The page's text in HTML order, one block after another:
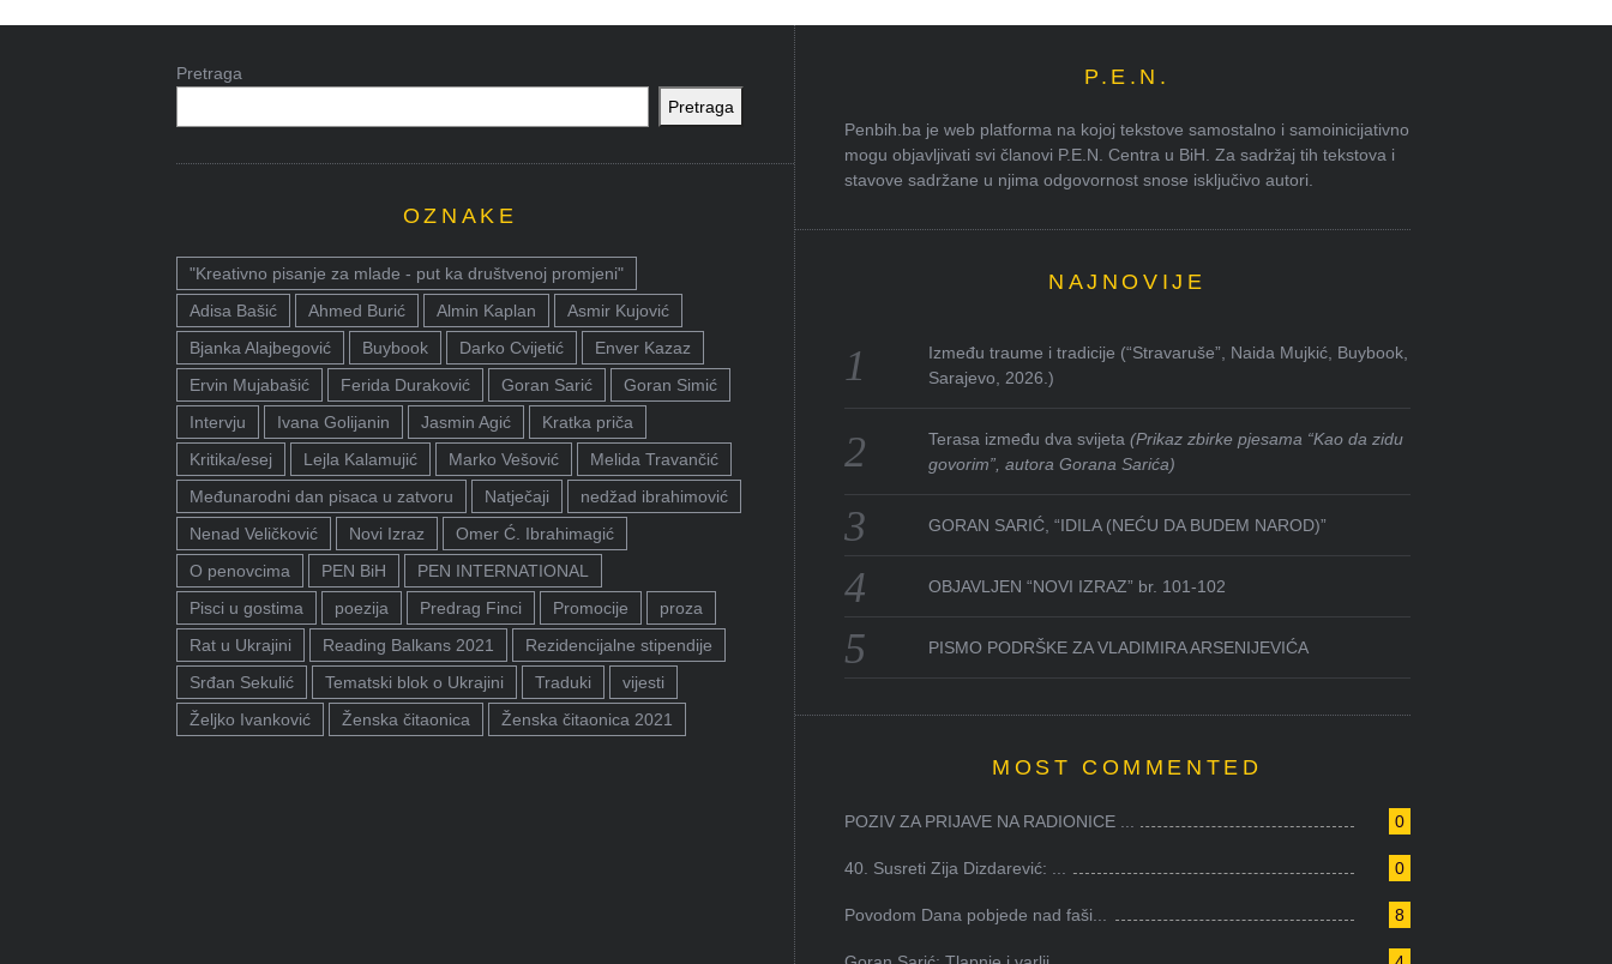
Pretraga
Pretraga
OZNAKE
"Kreativno pisanje za mlade - put ka društvenoj promjeni"
Adisa Bašić
Ahmed Burić Almin Kaplan
Asmir Kujović
Bjanka Alajbegović
Buybook Darko Cvijetić
Enver Kazaz
Ervin Mujabašić
Ferida Duraković Goran Sarić
Goran Simić
Intervju
Ivana Golijanin Jasmin Agić
Kratka priča
Kritika/esej
Lejla Kalamujić Marko Vešović
Melida Travančić
Međunarodni dan pisaca u zatvoru
Natječaji
nedžad ibrahimović
Nenad Veličković
Novi Izraz
Omer Ć. Ibrahimagić
O penovcima
PEN BiH
PEN INTERNATIONAL
Pisci u gostima
poezija Predrag Finci Promocije
proza
Rat u Ukrajini
Reading Balkans 2021
Rezidencijalne stipendije
Srđan Sekulić
Tematski blok o Ukrajini Traduki
vijesti
Željko Ivanković
Ženska čitaonica Ženska čitaonica 2021
P.E.N.
Penbih.ba je web platforma na kojoj tekstove samostalno i samoinicijativno
mogu objavljivati svi članovi P.E.N. Centra u BiH. Za sadržaj tih tekstova i
stavove sadržane u njima odgovornost snose isključivo autori.
NAJNOVIJE
Između traume i tradicije (“Stravaruše”, Naida Mujkić, Buybook,
Sarajevo, 2026.)
Terasa između dva svijeta(Prikaz zbirke pjesama “Kao da zidu
govorim”, autora Gorana Sarića)
GORAN SARIĆ, “IDILA (NEĆU DA BUDEM NAROD)”
OBJAVLJEN “NOVI IZRAZ” br. 101-102
PISMO PODRŠKE ZA VLADIMIRA ARSENIJEVIĆA
MOST COMMENTED
0
POZIV ZA PRIJAVE NA RADIONICE ...
0
40. Susreti Zija Dizdarević: ...
8
Povodom Dana pobjede nad faši...